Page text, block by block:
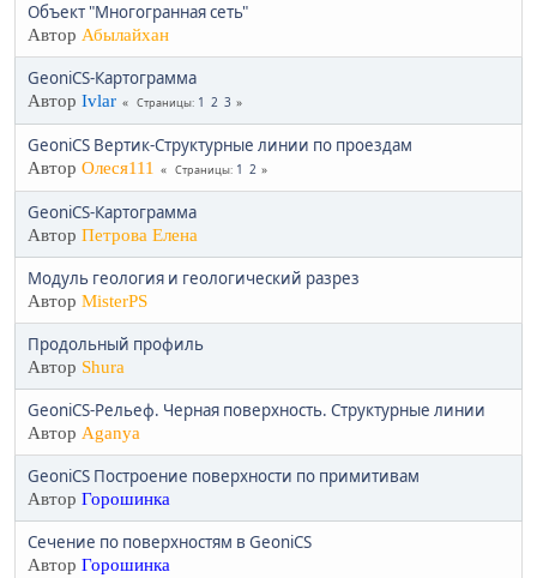
Объект "Многогранная сеть"
Автор Абылайхан
GeoniCS-Картограмма
Автор Ivlar Страницы 1 2 3
GeoniCS Вертик-Структурные линии по проездам
Автор Олеся111 Страницы 1 2
GeoniCS-Картограмма
Автор Петрова Елена
Модуль геология и геологический разрез
Автор MisterPS
Продольный профиль
Автор Shura
GeoniCS-Рельеф. Черная поверхность. Структурные линии
Автор Aganya
GeoniCS Построение поверхности по примитивам
Автор Горошинка
Сечение по поверхностям в GeoniCS
Автор Горошинка